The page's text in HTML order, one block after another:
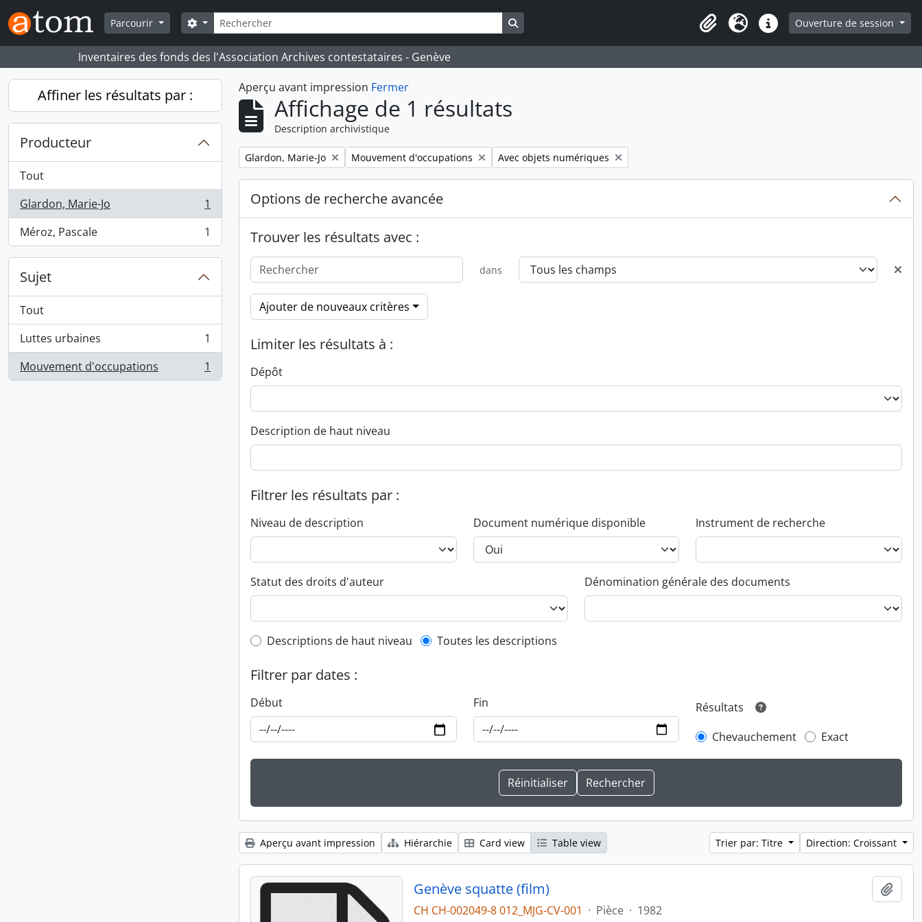
Skip to main content
Parcourir
Rechercher
Search options
Presse-papier
LangueLiens rapidesOuverture de session
Inventaires des fonds des l'Association Archives contestataires - Genève
Affiner les résultats par :
Producteur
Tout
Glardon, Marie-Jo
, 1 résultats
1
Méroz, Pascale
, 1 résultats 1
Sujet
Tout
Luttes urbaines
, 1 résultats
1
Mouvement d'occupations
, 1 résultats 1
Aperçu avant impression Fermer
Affichage de 1 résultats
Description archivistique
Remove filter:
Glardon, Marie-Jo Remove filter:
Mouvement d'occupations Remove filter:
Avec objets numériques
Options de recherche avancée
Trouver les résultats avec :
dans
Ajouter de nouveaux critères
Limiter les résultats à :
Dépôt
Description de haut niveau
Filtrer les résultats par :
Niveau de description Document numérique disponible Instrument de recherche
Statut des droits d'auteur Dénomination générale des documents
Top-level description filter
Descriptions de haut niveau Toutes les descriptions
Filtrer par dates :
Début Fin
Résultats
Chevauchement
Exact
Aperçu avant impression Hiérarchie Card view Table view Trier par: Titre Direction: Croissant
Genève squatte (film)
CH CH-002049-8 012_MJG-CV-001 · Pièce · 1982